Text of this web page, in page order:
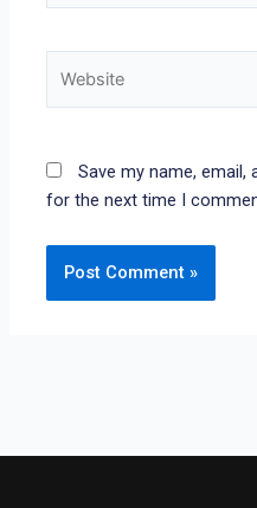
Save my name,
for the next time I